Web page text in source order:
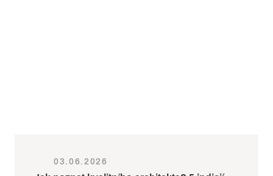
03.06.2026